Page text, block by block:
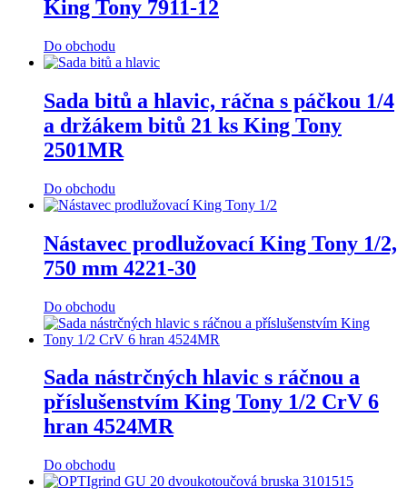
King Tony 7911-12
Do obchodu
Sada bitů a hlavic, ráčna s páčkou 1/4
a držákem bitů 21 ks King Tony
2501MR
Do obchodu
Nástavec prodlužovací King Tony 1/2,
750 mm 4221-30
Do obchodu
Sada nástrčných hlavic s ráčnou a
příslušenstvím King Tony 1/2 CrV 6
hran 4524MR
Do obchodu